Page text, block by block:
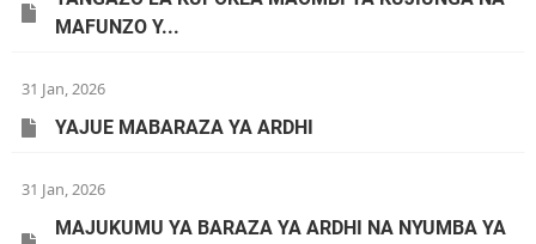
MAFUNZO Y...
31 Jan, 2026
YAJUE MABARAZA YA ARDHI
31 Jan, 2026
MAJUKUMU YA BARAZA YA ARDHI NA NYUMBA YA